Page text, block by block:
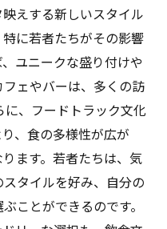
えする新しいスタイル
に若者たちがその影響
ユニークな盛り付けや
ェやバーは、多くの訪
、フードトラック文化
、食の多様性が広が
ます。若者たちは、気
タイルを好み、自分の
ことができるのです。